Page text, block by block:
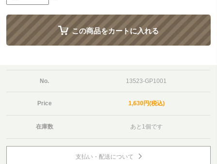
この商品をカートに入れる
No. 13523-GP1001
Price 1,630円(税込)
在庫数 あと1個です
支払い・配送について